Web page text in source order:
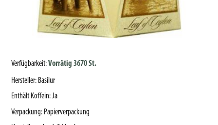
Verfügbarkeit:Vorrätig 3670 St.
Hersteller: Basilur
Enthält Koffein:Ja
Verpackung: Papierverpackung